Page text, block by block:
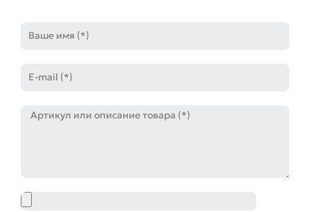
mail
Артикул
Файл